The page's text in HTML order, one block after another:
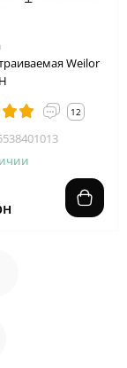
Weilor
12